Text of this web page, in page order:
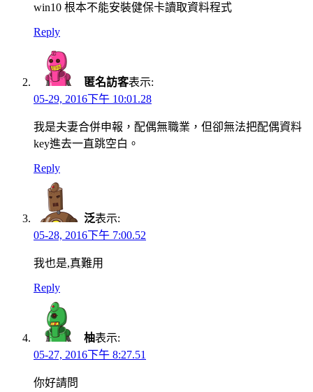
win10 根本不能安裝健保卡讀取資料程式
Reply
匿名訪客表示:
05-29, 2016下午 10:01.28
我是夫妻合併申報，配偶無職業，但卻無法把配偶資料
key進去一直跳空白。
Reply
泛表示:
05-28, 2016下午 7:00.52
我也是,真難用
Reply
柚表示:
05-27, 2016下午 8:27.51
你好請問